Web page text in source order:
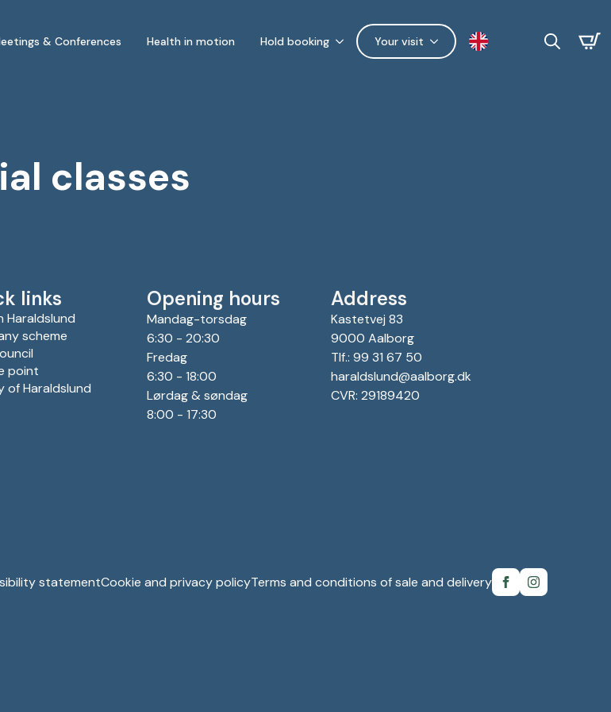
& Conferences Health in motion Hold booking Your visit
classes
links
Haraldslund
scheme
point
of Haraldslund
Opening hours
Mandag-torsdag
6:30 - 20:30
Fredag
6:30 - 18:00
Lørdag & søndag
8:00 - 17:30
Address
Kastetvej 83
9000 Aalborg
Tlf.: 99 31 67 50
haraldslund@aalborg.dk
CVR: 29189420
statementCookie and privacy policyTerms and conditions of sale and delivery